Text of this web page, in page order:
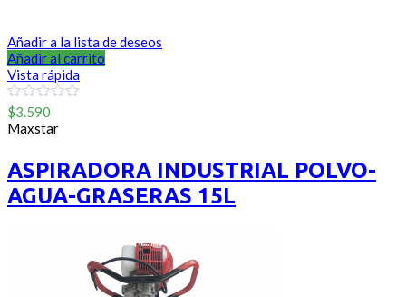
Añadir a la lista de deseos
Añadir al carrito
Vista rápida
0
out
of
$3.590
Maxstar
ASPIRADORA INDUSTRIAL POLVO-
AGUA-GRASERAS 15L